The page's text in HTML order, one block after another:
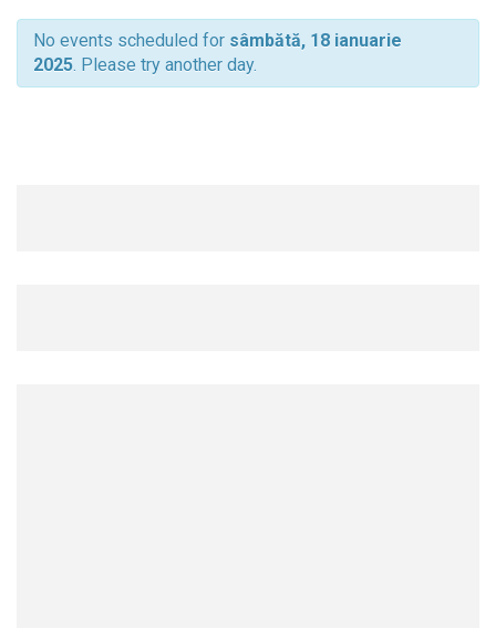
No events scheduled for sâmbătă, 18 ianuarie
2025. Please try another day.